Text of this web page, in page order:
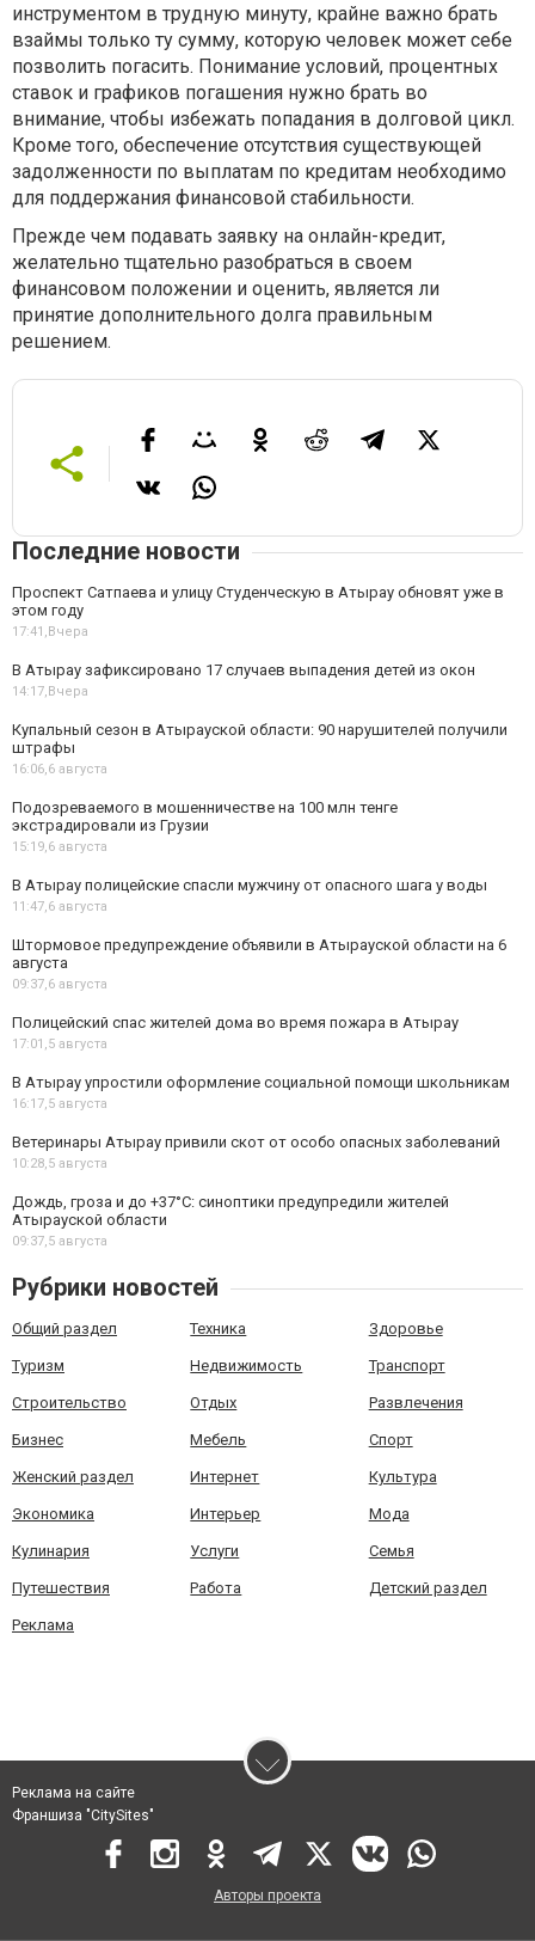
инструментом в трудную минуту, крайне важно брать
взаймы только ту сумму, которую человек может себе
позволить погасить. Понимание условий, процентных
ставок и графиков погашения нужно брать во
внимание, чтобы избежать попадания в долговой цикл.
Кроме того, обеспечение отсутствия существующей
задолженности по выплатам по кредитам необходимо
для поддержания финансовой стабильности.
Прежде чем подавать заявку на онлайн-кредит,
желательно тщательно разобраться в своем
финансовом положении и оценить, является ли
принятие дополнительного долга правильным
решением.
Последние новости
Проспект Сатпаева и улицу Студенческую в Атырау обновят уже в
этом году
17:41,Вчера
В Атырау зафиксировано 17 случаев выпадения детей из окон
14:17,Вчера
Купальный сезон в Атырауской области: 90 нарушителей получили
штрафы
16:06,6 августа
Подозреваемого в мошенничестве на 100 млн тенге
экстрадировали из Грузии
15:19,6 августа
В Атырау полицейские спасли мужчину от опасного шага у воды
11:47,6 августа
Штормовое предупреждение объявили в Атырауской области на 6
августа
09:37,6 августа
Полицейский спас жителей дома во время пожара в Атырау
17:01,5 августа
В Атырау упростили оформление социальной помощи школьникам
16:17,5 августа
Ветеринары Атырау привили скот от особо опасных заболеваний
10:28,5 августа
Дождь, гроза и до +37°C: синоптики предупредили жителей
Атырауской области
09:37,5 августа
Рубрики новостей
Общий раздел Техника Здоровье
Туризм Недвижимость Транспорт
Строительство Отдых Развлечения
Бизнес Мебель Спорт
Женский раздел Интернет Культура
Экономика Интерьер Мода
Кулинария Услуги Семья
Путешествия Работа Детский раздел
Реклама
Реклама на сайте
Франшиза "CitySites"
Авторы проекта